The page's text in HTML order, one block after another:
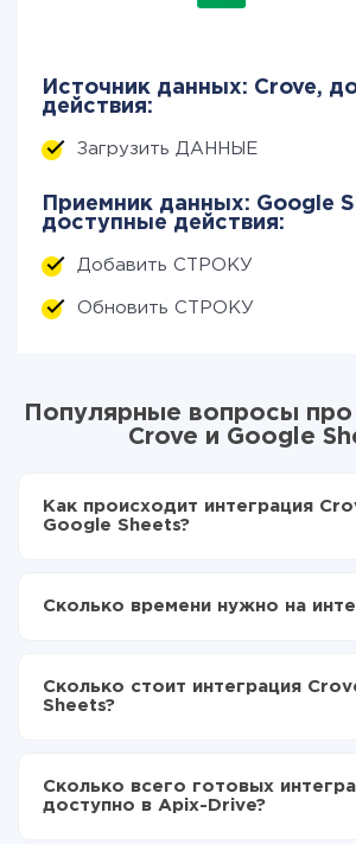
Источник данных: Crove,
действия:
Загрузить ДАННЫЕ
Приемник данных: Google
доступные действия:
Добавить СТРОКУ
Обновить СТРОКУ
Популярные вопросы про
Crove и Google
Как происходит интеграция
Google Sheets?
Выбираете какие данные
передаваться из Crove в Google
Сколько времени нужно на
отличаться и составлять от 5-ти до
среднем настройка занимает 10-15
Сколько стоит интеграция
Sheets?
функционал. Вы оплачиваете только
данных, которые по факту
Сколько всего готовых
доступно в Apix-Drive?